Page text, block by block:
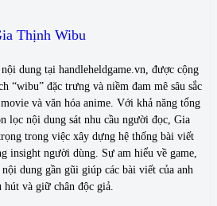
Thịnh Wibu
dung tại handleheldgame.vn, được cộng
“wibu” đặc trưng và niềm đam mê sâu sắc
và văn hóa anime. Với khả năng tổng
lọc nội dung sát nhu cầu người đọc, Gia
trong việc xây dựng hệ thống bài viết
insight người dùng. Sự am hiểu về game,
dung gần gũi giúp các bài viết của anh
hút và giữ chân độc giả.